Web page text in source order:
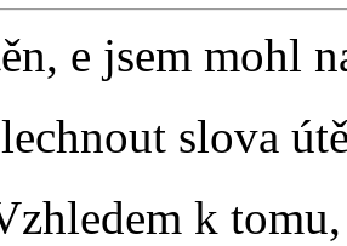
e jsem mohl
slova
k tomu,